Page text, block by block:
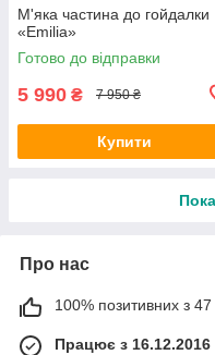
М'яка частина до гойдалки
«Emilia»
Готово до відправки
5 990 ₴ 7 950 ₴
Купити
Про нас
100% позитивних з 47
Працює з 16.12.2016